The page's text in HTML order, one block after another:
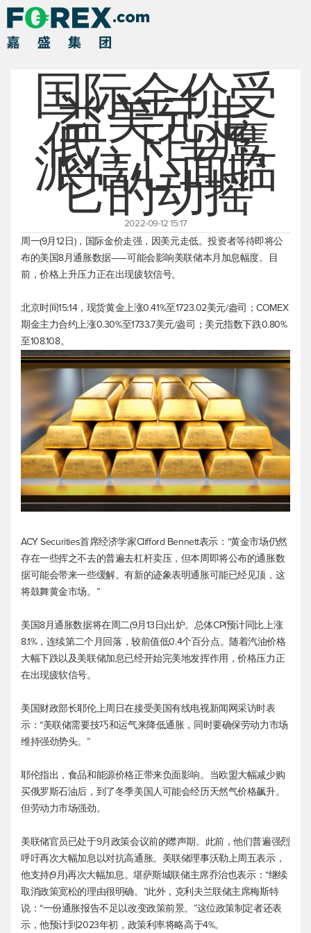
国际金价受
益美元走
低，FED鹰
派信心面临
它的动摇
2022-09-12 15:17
周一(9月12日)，国际金价走强，因美元走低。投资者等待即将公
布的美国8月通胀数据——可能会影响美联储本月加息幅度。目
前，价格上升压力正在出现疲软信号。
北京时间15:14， 现货黄金上涨0.41%至1723.02美元/盎司；COMEX
期金主力合约上涨0.30%至1733.7美元/盎司； 美元指数下跌0.80%
至108.108。
ACY Securities首席经济学家Clifford Bennett表示：“黄金市场仍然
存在一些挥之不去的普遍去杠杆卖压，但本周即将公布的通胀数
据可能会带来一些缓解。有新的迹象表明通胀可能已经见顶，这
将鼓舞黄金市场。”
美国8月通胀数据将在周二(9月13日)出炉。总体CPI预计同比上涨
8.1%，连续第二个月回落，较前值低0.4个百分点。随着汽油价格
大幅下跌以及美联储加息已经开始完美地发挥作用，价格压力正
在出现疲软信号。
美国财政部长耶伦上周日在接受美国有线电视新闻网采访时表
示：“美联储需要技巧和运气来降低通胀，同时要确保劳动力市场
维持强劲势头。”
耶伦指出，食品和能源价格正带来负面影响。当欧盟大幅减少购
买俄罗斯石油后，到了冬季美国人可能会经历天然气价格飙升。
但劳动力市场强劲。
美联储官员已处于9月政策会议前的噤声期。此前，他们普遍强烈
呼吁再次大幅加息以对抗高通胀。美联储理事沃勒上周五表示，
他支持(9月)再次大幅加息。堪萨斯城联储主席乔治也表示：“继续
取消政策宽松的理由很明确。”此外，克利夫兰联储主席梅斯特
说：“一份通胀报告不足以改变政策前景。”这位政策制定者还表
示，他预计到2023年初，政策利率将略高于4%。